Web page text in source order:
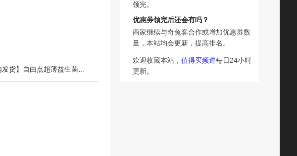
领完。
优惠券领完后还会有吗？
商家继续与奇兔客合作或增加优惠券数
量，本站均会更新，提高排名。
欢迎收藏本站， 值得买频道每日24小时
更新。